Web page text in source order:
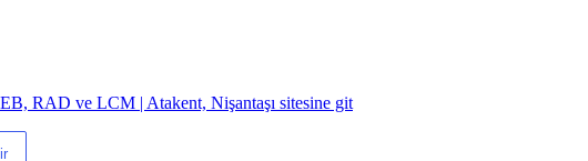
RAD ve LCM | Atakent, Nişantaşı sitesine git